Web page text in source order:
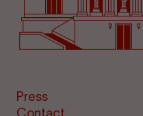
Press
Contact